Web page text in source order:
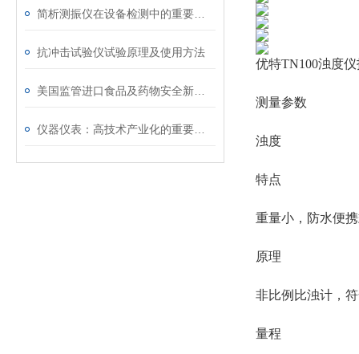
抗冲击试验仪试验原理及使用方法
优特TN100浊度
测量参数
浊度
特点
重量小，防水便
原理
非比例比浊计，
量程